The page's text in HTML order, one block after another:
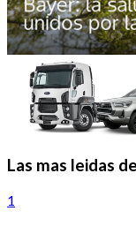
Las mas leidas
1